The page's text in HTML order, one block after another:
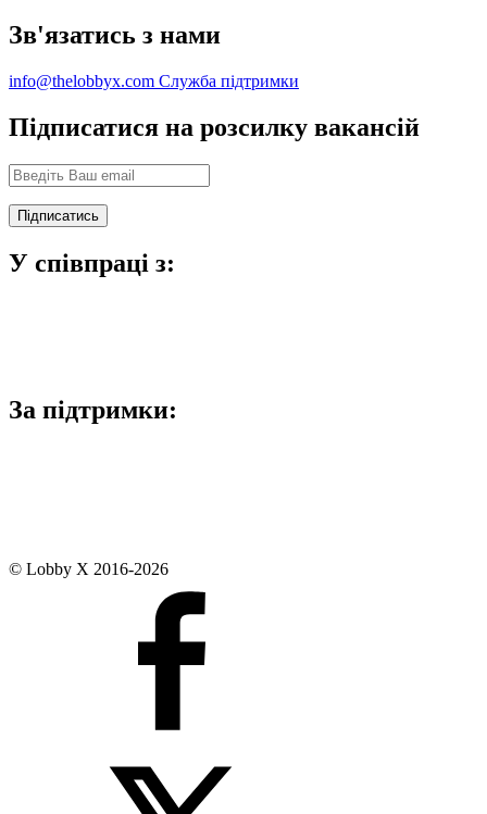
Зв'язатись з нами
info@thelobbyx.com Служба підтримки
Підписатися на розсилку вакансій
У співпраці з:
За підтримки:
© Lobby X 2016-2026